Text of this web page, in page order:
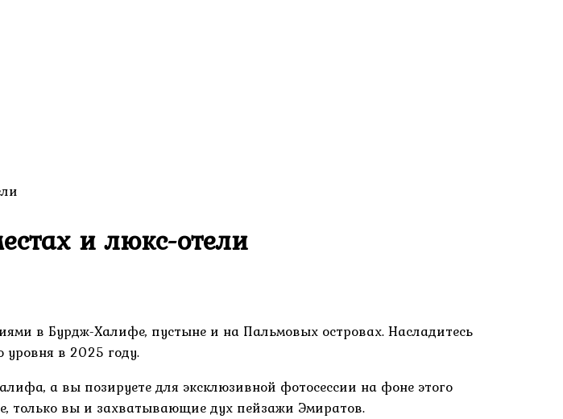
и люкс-отели
в Бурдж-Халифе, пустыне и на Пальмовых островах. Насладитесь
в 2025 году.
а вы позируете для эксклюзивной фотосессии на фоне этого
только вы и захватывающие дух пейзажи Эмиратов.